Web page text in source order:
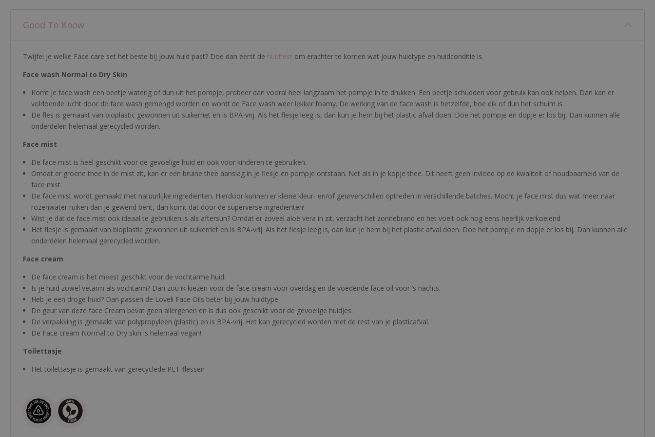
Good To Know
Twijfel je welke Face care set het beste bij jouw huid past? Doe dan eerst de huidtest om erachter te komen wat jouw huidtype en huidconditie is.
Face wash Normal to Dry Skin
Komt je face wash een beetje waterig of dun uit het pompje, probeer dan vooral heel langzaam het pompje in te drukken. Een beetje schudden voor gebruik kan ook helpen. Dan kan er
voldoende lucht door de face wash gemengd worden en wordt de Face wash weer lekker foamy. De werking van de face wash is hetzelfde, hoe dik of dun het schuim is.
De fles is gemaakt van bioplastic gewonnen uit suikerriet en is BPA-vrij. Als het flesje leeg is, dan kun je hem bij het plastic afval doen. Doe het pompje en dopje er los bij, Dan kunnen alle
onderdelen helemaal gerecycled worden.
Face mist
De face mist is heel geschikt voor de gevoelige huid en ook voor kinderen te gebruiken.
Omdat er groene thee in de mist zit, kan er een bruine thee aanslag in je flesje en pompje ontstaan. Net als in je kopje thee. Dit heeft geen invloed op de kwaliteit of houdbaarheid van de
face mist.
De face mist wordt gemaakt met natuurlijke ingrediënten. Hierdoor kunnen er kleine kleur- en/of geurverschillen optreden in verschillende batches. Mocht je face mist dus wat meer naar
rozenwater ruiken dan je gewend bent, dan komt dat door de superverse ingrediënten!
Wist je dat de face mist ook ideaal te gebruiken is als aftersun? Omdat er zoveel aloë vera in zit, verzacht het zonnebrand en het voelt ook nog eens heerlijk verkoelend
Het flesje is gemaakt van bioplastic gewonnen uit suikerriet en is BPA-vrij. Als het flesje leeg is, dan kun je hem bij het plastic afval doen. Doe het pompje en dopje er los bij, Dan kunnen alle
onderdelen helemaal gerecycled worden.
Face cream
De face cream is het meest geschikt voor de vochtarme huid.
Is je huid zowel vetarm als vochtarm? Dan zou ik kiezen voor de face cream voor overdag en de voedende face oil voor ’s nachts.
Heb je een droge huid? Dan passen de Loveli Face Oils beter bij jouw huidtype.
De geur van deze face Cream bevat geen allergenen en is dus ook geschikt voor de gevoelige huidjes.
De verpakking is gemaakt van polypropyleen (plastic) en is BPA-vrij. Het kan gerecycled worden met de rest van je plasticafval.
De Face cream Normal to Dry skin is helemaal vegan!
Toilettasje
Het toilettasje is gemaakt van gerecyclede PET-flessen